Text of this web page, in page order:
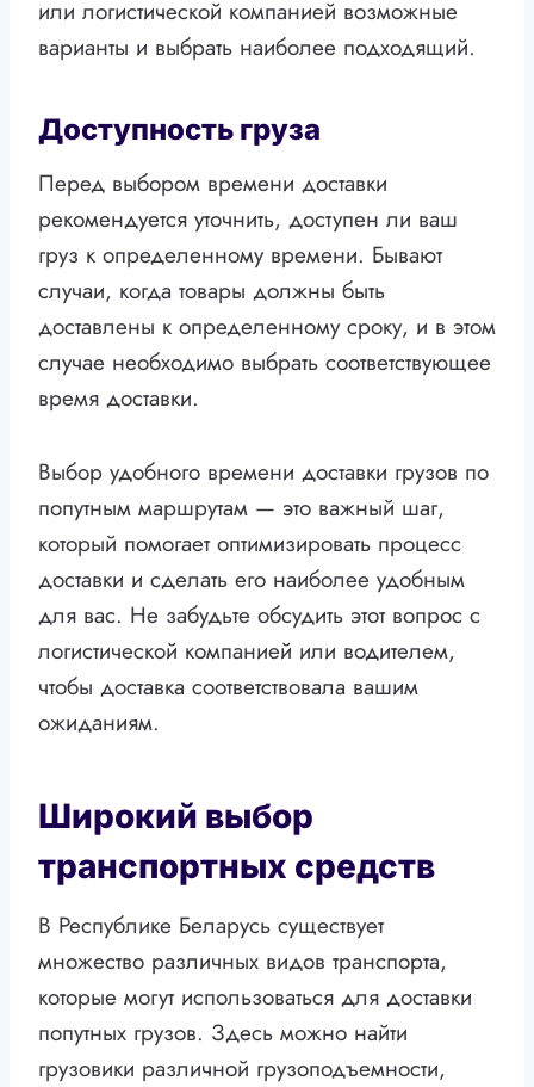
или логистической компанией возможные
варианты и выбрать наиболее подходящий.
Доступность груза
Перед выбором времени доставки
рекомендуется уточнить, доступен ли ваш
груз к определенному времени. Бывают
случаи, когда товары должны быть
доставлены к определенному сроку, и в этом
случае необходимо выбрать соответствующее
время доставки.
Выбор удобного времени доставки грузов по
попутным маршрутам — это важный шаг,
который помогает оптимизировать процесс
доставки и сделать его наиболее удобным
для вас. Не забудьте обсудить этот вопрос с
логистической компанией или водителем,
чтобы доставка соответствовала вашим
ожиданиям.
Широкий выбор
транспортных средств
В Республике Беларусь существует
множество различных видов транспорта,
которые могут использоваться для доставки
попутных грузов. Здесь можно найти
грузовики различной грузоподъемности,